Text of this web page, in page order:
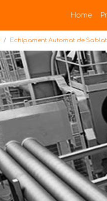
Home
Echipament Automat de